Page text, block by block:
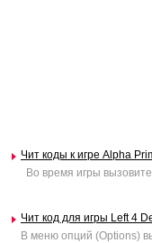
Чит коды к игре Alpha
Во время игры
Чит код для игры Left 4
В меню опций (Options)